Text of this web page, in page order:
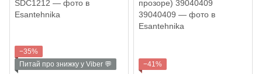
−35%
Питай про знижку у Viber 💬
−41%